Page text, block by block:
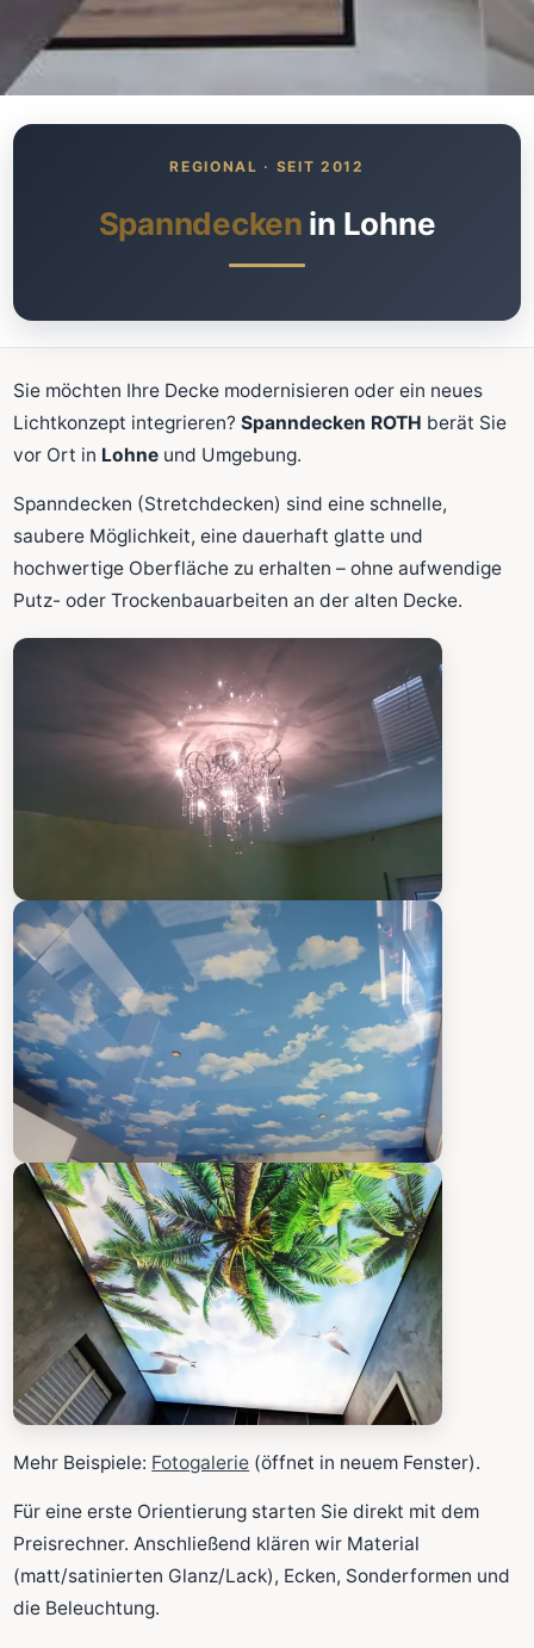
Was kostet meine neue
Spanndecke?
Schnellrechner
FLÄCHE (M²)
Zum Rechner
Fläche wird in den großen Rechner übernommen.
Spanndecken in Lohne
Sie möchten Ihre Decke modernisieren oder ein neues
Lichtkonzept integrieren?Spanndecken ROTH berät Sie
vor Ort in Lohne und Umgebung.
Spanndecken (Stretchdecken) sind eine schnelle,
saubere Möglichkeit, eine dauerhaft glatte und
hochwertige Oberfläche zu erhalten – ohne aufwendige
Putz- oder Trockenbauarbeiten an der alten Decke.
Mehr Beispiele: Fotogalerie (öffnet in neuem Fenster).
Für eine erste Orientierung starten Sie direkt mit dem
Preisrechner. Anschließend klären wir Material
(matt/satinierten Glanz/Lack), Ecken, Sonderformen und
die Beleuchtung.